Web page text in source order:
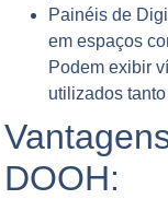
Painéis de
em espaços
Podem exibir
utilizados
DOOH: